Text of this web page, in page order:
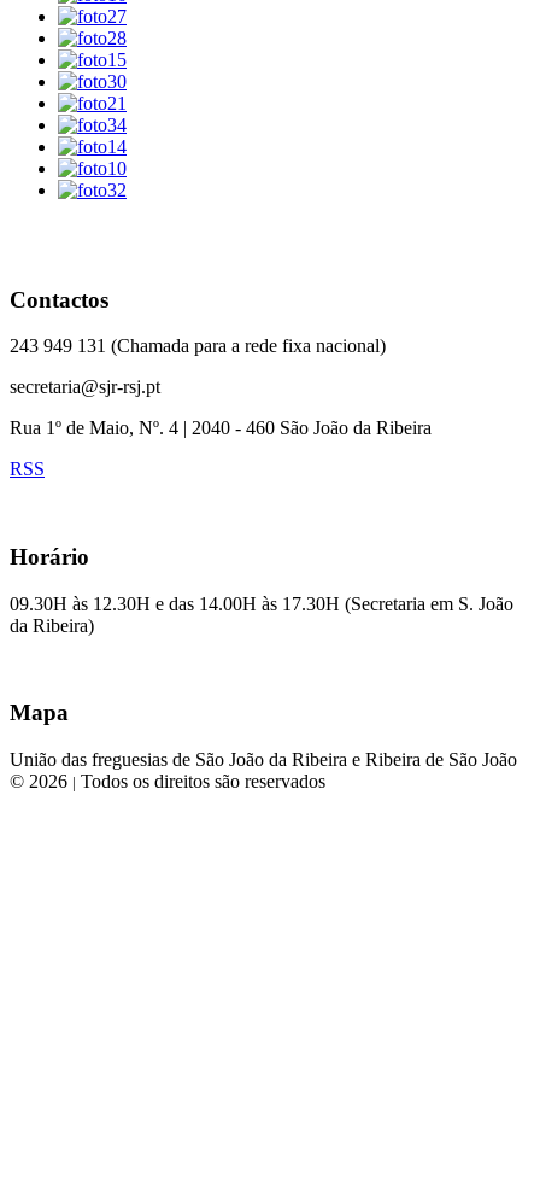
Contactos
243 949 131 (Chamada para a rede fixa nacional)
secretaria@sjr-rsj.pt
Rua 1º de Maio, Nº. 4 | 2040 - 460 São João da Ribeira
RSS
Horário
09.30H às 12.30H e das 14.00H às 17.30H (Secretaria em S. João
da Ribeira)
Mapa
União das freguesias de São João da Ribeira e Ribeira de São João
© 2026 | Todos os direitos são reservados